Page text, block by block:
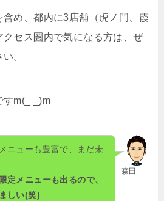
含め、都内に3店舗（虎ノ門、霞
クセス圏内で気になる方は、ぜ
。
すm(_ _)m
森田
ニューも豊富で、まだ未
定メニューも出るので、
しい(笑)